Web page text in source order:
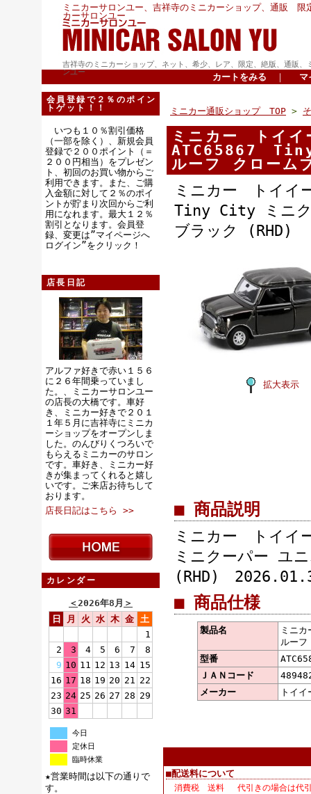
ミニカーサロンユー、吉祥寺のミニカーショップ、通販 限
カーサロンユー
吉祥寺のミニカーショップ、ネット、希少、レア、限定、絶版、通販、
ンユー
カートをみる ｜ マ
会員登録で２％のポイン
トゲット！！
いつも１０％割引価格
（一部を除く）、新規会員
登録で２００ポイント（＝
２００円相当）をプレゼン
ト、初回のお買い物からご
利用できます。また、ご購
入金額に対して２％のポイ
ントが貯まり次回からご利
用になれます。最大１２％
割引となります。会員登
録、変更は”マイページへ
ログイン”をクリック！
店長日記
アルファ好きで赤い１５６
に２６年間乗っていまし
た。、ミニカーサロンユー
の店長の大橋です。車好
き、ミニカー好きで２０１
１年５月に吉祥寺にミニカ
ーショップをオープンしま
した。のんびりくつろいで
もらえるミニカーのサロン
です。車好き、ミニカー好
きが集まってくれると嬉し
いです。ご来店お待ちして
おります。
店長日記はこちら >>
カレンダー
＜2026年8月 ＞
日
月 火 水 木 金 土
1
2
3 4 5 6 7
8
9 10 11 12 13 14 15
16 17 18 19 20 21 22
23 24 25 26 27 28 29
30 31
今日
定休日
臨時休業
★営業時間は以下の通りで
す。
ミニカー通販ショップ TOP >
ミニカー トイ
ATC65867
ルーフ クロー
ミニカー トイ
Tiny City ミニク
ブラック (RHD)
拡大表示
■ 商品説明
ミニカー トイ
ミニクーパー ユ
(RHD)
■ 商品仕様
製品名
ミニ
ルー
型番
ＪＡＮコード
メーカー
トイ
■配送料について
消費税 送料 代引きの場合は代引